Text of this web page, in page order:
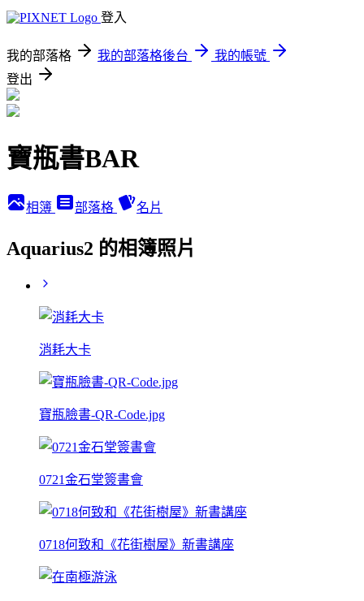
登入
我的部落格 我的部落格後台
我的帳號
登出
寶瓶書BAR
相簿 部落格 名片
Aquarius2 的相簿照片
消耗大卡
寶瓶臉書-QR-Code.jpg
0721金石堂簽書會
0718何致和《花街樹屋》新書講座